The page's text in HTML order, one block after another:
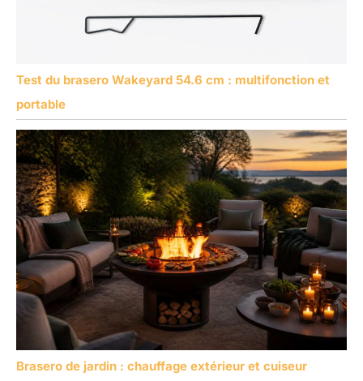
Test du brasero Wakeyard 54.6 cm : multifonction et
portable
Brasero de jardin : chauffage extérieur et cuiseur